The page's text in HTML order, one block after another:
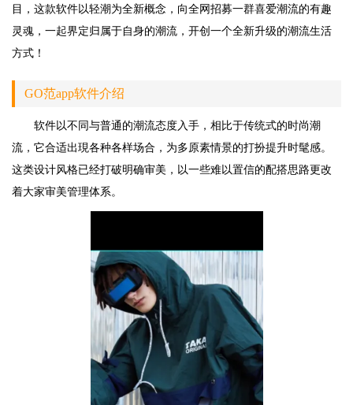
目，这款软件以轻潮为全新概念，向全网招募一群喜爱潮流的有趣
灵魂，一起界定归属于自身的潮流，开创一个全新升级的潮流生活
方式！
GO范app软件介绍
软件以不同与普通的潮流态度入手，相比于传统式的时尚潮
流，它合适出現各种各样场合，为多原素情景的打扮提升时髦感。
这类设计风格已经打破明确审美，以一些难以置信的配搭思路更改
着大家审美管理体系。